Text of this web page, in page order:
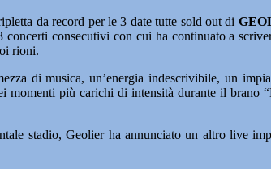
da record per le 3 date tutte sold out di
consecutivi con cui ha continuato a
rioni.
di musica, un’energia indescrivibile, un
momenti più carichi di intensità durante il
stadio, Geolier ha annunciato un altro live